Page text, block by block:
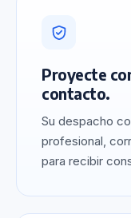
Proyecte
contacto.
Su despacho
profesional,
para recibir